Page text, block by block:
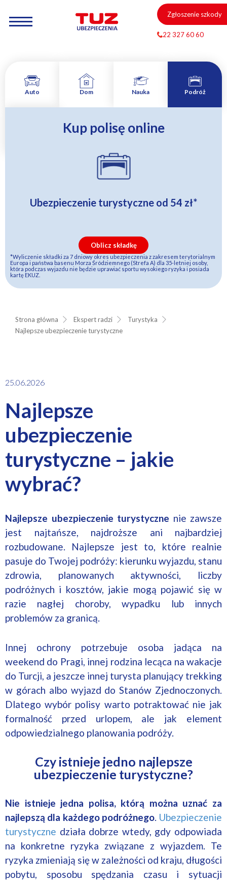
Zgłoszenie szkody
22 327 60 60
Auto Dom Nauka Podróż
Kup polisę online
Ubezpieczenie turystyczne od 54 zł*
Oblicz składkę
*Wyliczenie składki za 7 dniowy okres ubezpieczenia z zakresem terytorialnym
Europa i państwa basenu Morza Śródziemnego (Strefa A) dla 35-letniej osoby,
która podczas wyjazdu nie będzie uprawiać sportu wysokiego ryzyka i posiada
kartę EKUZ.
Strona główna Ekspert radzi
Turystyka
Najlepsze ubezpieczenie turystyczne
25.06.2026
Najlepsze
ubezpieczenie
turystyczne – jakie
wybrać?
Najlepsze ubezpieczenie turystyczne nie zawsze
jest najtańsze, najdroższe ani najbardziej
rozbudowane. Najlepsze jest to, które realnie
pasuje do Twojej podróży: kierunku wyjazdu, stanu
zdrowia, planowanych aktywności, liczby
podróżnych i kosztów, jakie mogą pojawić się w
razie nagłej choroby, wypadku lub innych
problemów za granicą.
Innej ochrony potrzebuje osoba jadąca na
weekend do Pragi, innej rodzina lecąca na wakacje
do Turcji, a jeszcze innej turysta planujący trekking
w górach albo wyjazd do Stanów Zjednoczonych.
Dlatego wybór polisy warto potraktować nie jak
formalność przed urlopem, ale jak element
odpowiedzialnego planowania podróży.
Czy istnieje jedno najlepsze
ubezpieczenie turystyczne?
Nie istnieje jedna polisa, którą można uznać za
najlepszą dla każdego podróżnego. Ubezpieczenie
turystyczne działa dobrze wtedy, gdy odpowiada
na konkretne ryzyka związane z wyjazdem. Te
ryzyka zmieniają się w zależności od kraju, długości
pobytu, sposobu spędzania czasu i sytuacji